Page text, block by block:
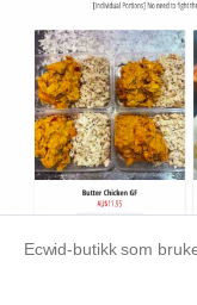
Ecwid-butikk som